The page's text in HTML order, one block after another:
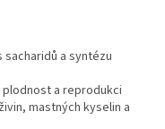
a syntézu
plodnost a reprodukci
mastných kyselin a